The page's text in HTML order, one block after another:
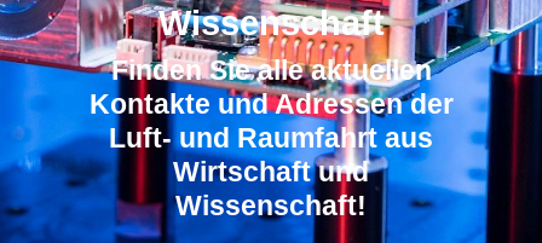
Wissenschaft
Finden Sie alle aktuellen
Kontakte und Adressen der
Luft- und Raumfahrt aus
Wirtschaft und
Wissenschaft!